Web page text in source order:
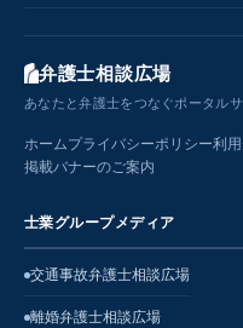
弁護士相談広場
あなたと弁護士をつなぐポータルサ
ホームプライバシーポリシー利
掲載バナーのご案内
士業グループメディア
交通事故弁護士相談広場
離婚弁護士相談広場